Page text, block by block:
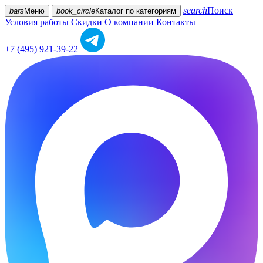
bars Меню book_circleКаталог по категориям searchПоиск
Условия работы Скидки О компании Контакты
+7 (495) 921-39-22